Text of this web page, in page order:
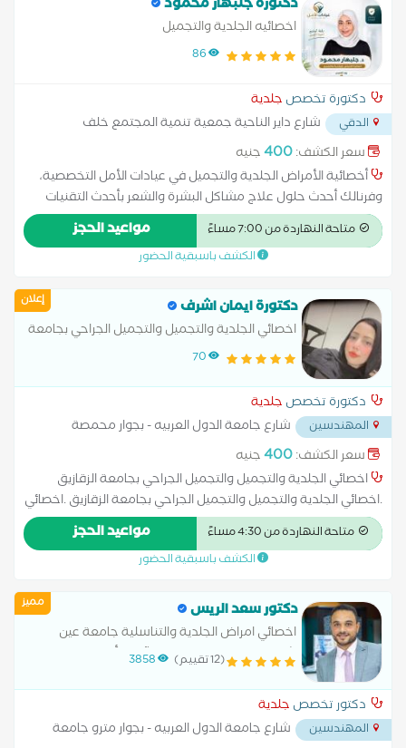
دكتورة جلبهار محمود
اخصائيه الجلدية والتجميل
86
دكتورة تخصص جلدية
الدقي
شارع داير الناحية جمعية تنمية المجتمع خلف
مكتبة سمير وعلي الدقي ... سعر الكشف:400جنيه
أخصائية الأمراض الجلدية والتجميل في عيادات الأمل التخصصية،
وفرنالك أحدث حلول علاج مشاكل البشرة والشعر بأحدث التقنيات
الطبية. خدماتنا تشمل: • علاج حب الشباب وآثاره • علاج الإكزيما
والصدفية والحساسية الجلدية • علاج تساقط الشعر والصلع الوراثي •
علاج الكلف والتصبغات وتوحيد لون البشرة • إزالة الزوائد الجلدية •
البوتوكس والفيلر • حقن النضارة (ميزوثيرابي وسكين بوستر)
#بوتوكس #فيلر #العناية_بالبشرة
متاحة النهاردة من 7:00 مساءً مواعيد الحجز
الكشف باسبقية الحضور
إعلان دكتورة ايمان اشرف
اخصائي الجلدية والتجميل والتجميل الجراحي بجامعة
الزقازيق .
70
دكتورة تخصص جلدية
المهندسين
شارع جامعة الدول العربيه - بجوار محمصة
العروبة ومترو جامعة الدول... سعر الكشف:400جنيه
اخصائي الجلدية والتجميل والتجميل الجراحي بجامعة الزقازيق
.اخصائي الجلدية والتجميل والتجميل الجراحي بجامعة الزقازيق .اخصائي
الجلدية والتجميل والتجميل الجراحي بجامعة الزقازيق .اخصائي الجلدية
والتجميل والتجميل الجراحي بجامعة الزقازيق .
متاحة النهاردة من 4:30 مساءً مواعيد الحجز
الكشف باسبقية الحضور
مميز دكتور سعد الريس
اخصائي امراض الجلدية والتناسلية جامعة عين
شمس . عضو في الجمعية الآسيو أفريقية للجلدية
الجلدية والتناسلية
(12 تقييم) 3858
دكتور تخصص جلدية
المهندسين
شارع جامعة الدول العربيه - بجوار مترو جامعة